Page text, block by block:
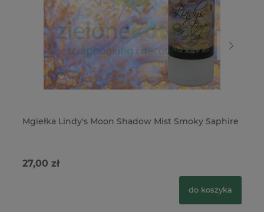
Mgiełka Lindy's Moon Shadow Mist Smoky Saphire
27,00 zł
do koszyka